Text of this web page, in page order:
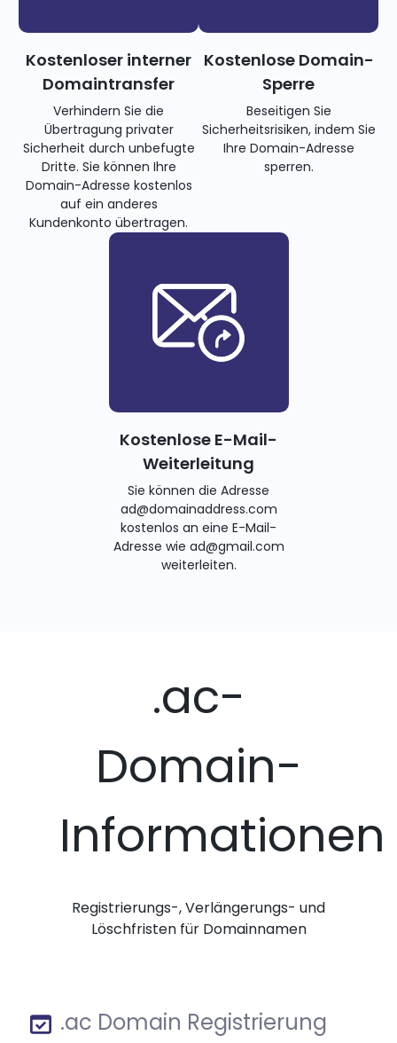
Kostenloser interner
Domaintransfer
Verhindern Sie die
Übertragung privater
Sicherheit durch unbefugte
Dritte. Sie können Ihre
Domain-Adresse kostenlos
auf ein anderes
Kundenkonto übertragen.
Kostenlose Domain-
Sperre
Beseitigen Sie
Sicherheitsrisiken, indem Sie
Ihre Domain-Adresse
sperren.
Kostenlose E-Mail-
Weiterleitung
Sie können die Adresse
ad@domainaddress.com
kostenlos an eine E-Mail-
Adresse wie ad@gmail.com
weiterleiten.
.ac-
Domain-
Informationen
Registrierungs-, Verlängerungs- und
Löschfristen für Domainnamen
.ac Domain Registrierung